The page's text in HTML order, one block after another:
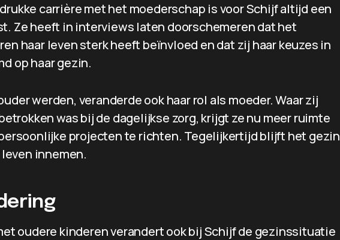
carrière met het moederschap is voor Schijf altijd een
Ze heeft in interviews laten doorschemeren dat het
haar leven sterk heeft beïnvloed en dat zij haar keuzes in
op haar gezin.
werden, veranderde ook haar rol als moeder. Waar zij
was bij de dagelijkse zorg, krijgt ze nu meer ruimte
projecten te richten. Tegelijkertijd blijft het gezin
innemen.
oudere kinderen verandert ook bij Schijf de gezinssituatie